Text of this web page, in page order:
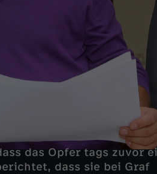
das Opfer tags zuvor
dass sie bei Graf